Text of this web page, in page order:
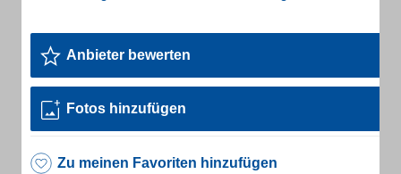
Anbieter bewerten
Fotos hinzufügen
Zu meinen Favoriten hinzufügen